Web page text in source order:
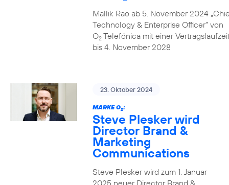
Mallik Rao ab 5. November 2024
Technology & Enterprise Officer” von
O2Telefónica mit einer
bis 4. November 2028
23. Oktober 2024
MARKE O2:
Steve Plesker wird
Director Brand &
Marketing
Communications
Steve Plesker wird zum 1. Januar
2025 neuer Director Brand &